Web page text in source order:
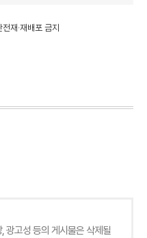
재·재배포 금지